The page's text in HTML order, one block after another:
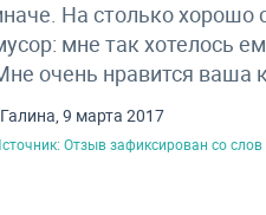
На столько хорошо
мне так хотелось
очень нравится ваша
9 марта 2017
Отзыв зафиксирован со